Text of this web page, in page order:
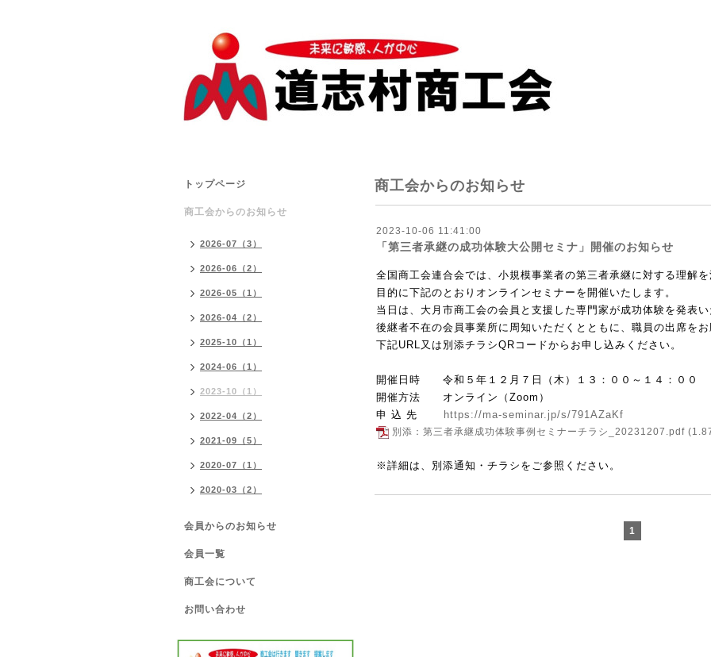
商工会からのお知らせ
2023-10-06 11:41:00
「第三者承継の成功体験大公開セミナ」開催のお知らせ
全国商工会連合会では、小規模事業者の第三者承継に対する理解
目的に下記のとおりオンラインセミナーを開催いたします。
当日は、大月市商工会の会員と支援した専門家が成功体験を発表
後継者不在の会員事業所に周知いただくとともに、職員の出席を
下記URL又は別添チラシQR コードからお申し込みください。
開催日時 令和５年１２月７日（木）１３：００～１４：００
開催方法 オンライン（ Zoom ）
申 込 先 https://ma-seminar.jp/s/791AZaKf
別添：第三者承継成功体験事例セミナーチラシ_20231207.pdf
※ 詳細は、別添通知・チラシをご参照ください。
1
トップページ
商工会からのお知らせ
2026-07（3）
2026-06（2）
2026-05（1）
2026-04（2）
2025-10（1）
2024-06（1）
2023-10（1）
2022-04（2）
2021-09（5）
2020-07（1）
2020-03（2）
会員からのお知らせ
会員一覧
商工会について
お問い合わせ